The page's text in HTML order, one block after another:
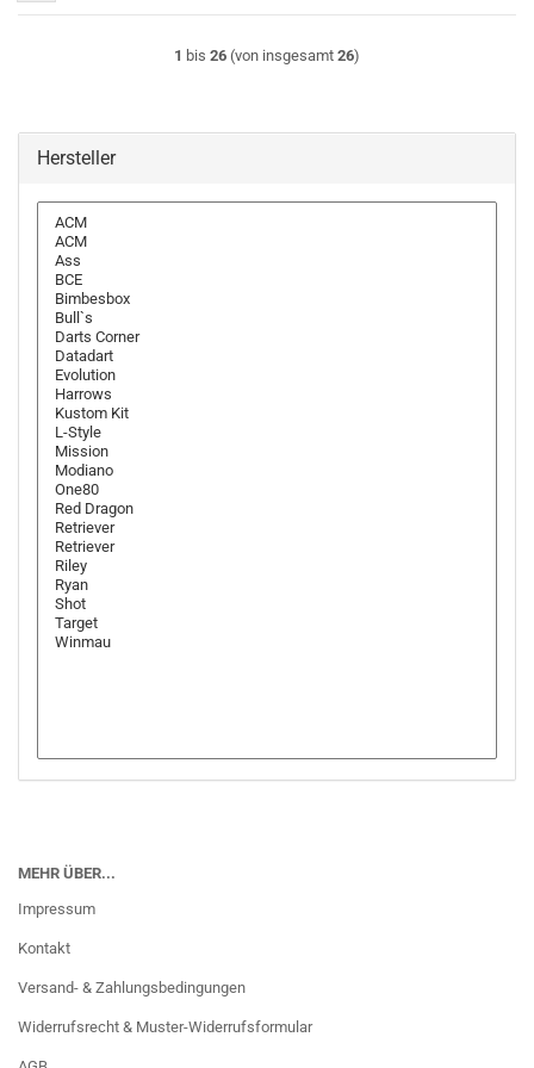
1 bis 26 (von insgesamt 26)
Hersteller
MEHR ÜBER...
Impressum
Kontakt
Versand- & Zahlungsbedingungen
Widerrufsrecht & Muster-Widerrufsformular